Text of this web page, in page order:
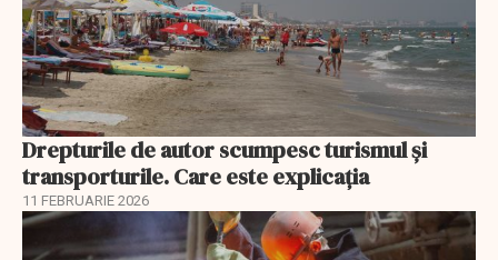
Drepturile de autor scumpesc turismul și
transporturile. Care este explicația
11 FEBRUARIE 2026